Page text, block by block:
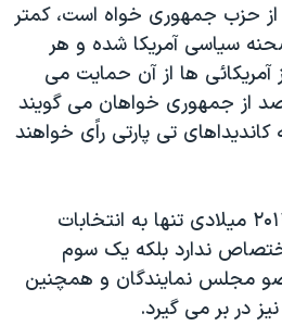
حزب جمهوری خواه است، کمتر
صحنه سیاسی آمریکا شده و هر
۲۵ در صد از آمریکائی ها از آن حمایت می
این همه ۴۷ در صد از جمهوری خواهان می گویند
کاندیداهای تی پارتی راًی خواهند
انتخابات سراسری سال ۲۰۱۲ میلادی تنها به انتخابات
ندارد بلکه یک سوم
ها، تمام ۴۳۵ عضو مجلس نمایندگان و همچنین